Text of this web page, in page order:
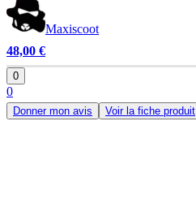
Maxiscoot
48,00 €
0
0
Donner mon avis Voir la fiche produit